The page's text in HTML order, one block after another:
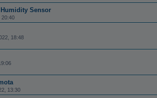
Sensor
20:40
18:48
13:30